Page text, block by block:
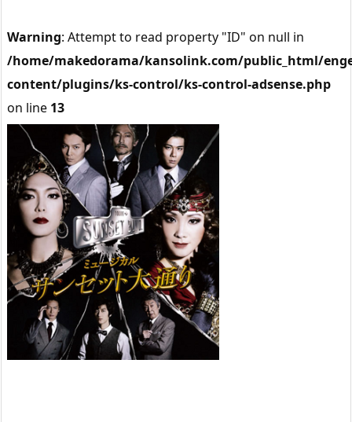
Warning: Attempt to read property "ID" on null in
/home/makedorama/kansolink.com/public_html/
content/plugins/ks-control/ks-control-adsense.php
on line 13